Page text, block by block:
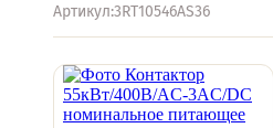
Артикул:3RT10546AS36